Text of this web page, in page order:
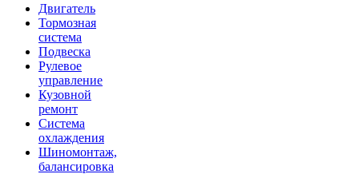
Двигатель
Тормозная
система
Подвеска
Рулевое
управление
Кузовной
ремонт
Система
охлаждения
Шиномонтаж,
балансировка